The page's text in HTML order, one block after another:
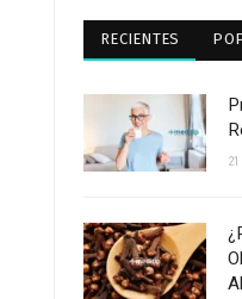
RECIENTES